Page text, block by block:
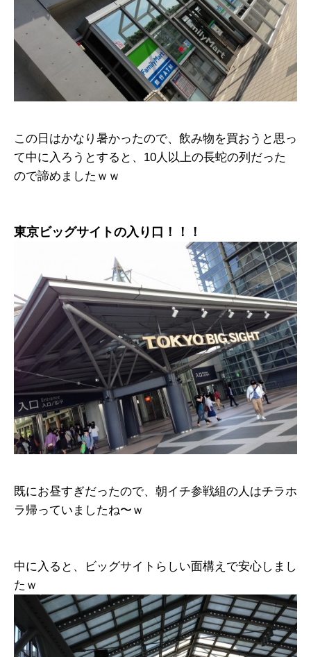
この日はかなり暑かったので、飲み物を買おうと思っ
て中に入ろうとすると、10人以上の長蛇の列だった
ので諦めましたｗｗ
東京ビッグサイトの入り口！！！
既にお昼すぎだったので、朝イチ参戦組の人はチラホ
ラ帰っていましたね〜ｗ
中に入ると、ビッグサイトらしい面構えで安心しまし
たｗ